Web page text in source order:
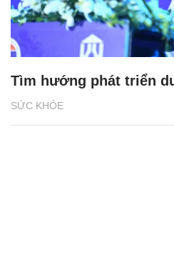
SỨC KHỎE
Tìm hướng phát triển